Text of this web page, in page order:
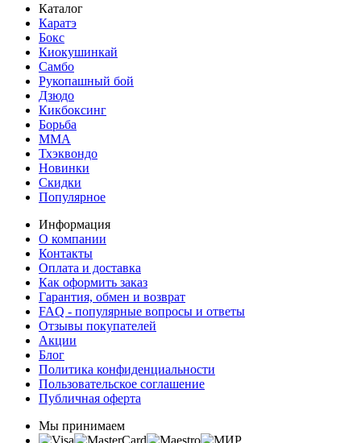
Каталог
Каратэ
Бокс
Киокушинкай
Самбо
Рукопашный бой
Дзюдо
Кикбоксинг
Борьба
MMA
Тхэквондо
Новинки
Скидки
Популярное
Информация
О компании
Контакты
Оплата и доставка
Как оформить заказ
Гарантия, обмен и возврат
FAQ - популярные вопросы и ответы
Отзывы покупателей
Акции
Блог
Политика конфиденциальности
Пользовательское соглашение
Публичная оферта
Мы принимаем